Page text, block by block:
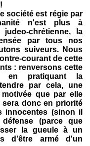
société est régie par
n'est plus à
chrétienne, la
par tous nos
suiveurs. Nous
courant de cette
: renversons cette
en pratiquant la
par cela, une
que par elle
sera donc en priorité
innocentes (sinon il
(parce que
la gueule à un
d'être armé d'un